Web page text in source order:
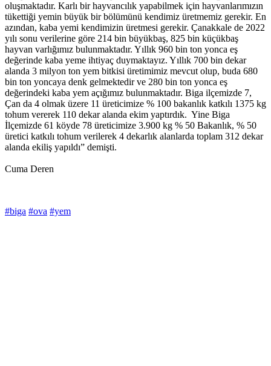
oluşmaktadır. Karlı bir hayvancılık yapabilmek için hayvanlarımızın
tükettiği yemin büyük bir bölümünü kendimiz üretmemiz gerekir. En
azından, kaba yemi kendimizin üretmesi gerekir. Çanakkale de 2022
yılı sonu verilerine göre 214 bin büyükbaş, 825 bin küçükbaş
hayvan varlığımız bulunmaktadır. Yıllık 960 bin ton yonca eş
değerinde kaba yeme ihtiyaç duymaktayız. Yıllık 700 bin dekar
alanda 3 milyon ton yem bitkisi üretimimiz mevcut olup, buda 680
bin ton yoncaya denk gelmektedir ve 280 bin ton yonca eş
değerindeki kaba yem açığımız bulunmaktadır. Biga ilçemizde 7,
Çan da 4 olmak üzere 11 üreticimize % 100 bakanlık katkılı 1375 kg
tohum vererek 110 dekar alanda ekim yaptırdık. Yine Biga
İlçemizde 61 köyde 78 üreticimize 3.900 kg % 50 Bakanlık, % 50
üretici katkılı tohum verilerek 4 dekarlık alanlarda toplam 312 dekar
alanda ekiliş yapıldı” demişti.
Cuma Deren
#biga #ova #yem